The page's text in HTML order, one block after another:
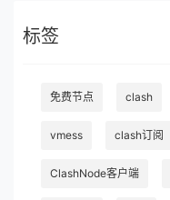
标签
免费节点 clash
vmess clash订阅
ClashNode客户端